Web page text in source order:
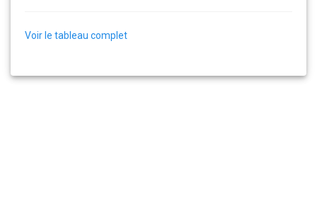
Voir le tableau complet